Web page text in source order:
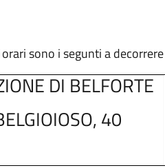
sono i segunti a
DI BELFORTE
40